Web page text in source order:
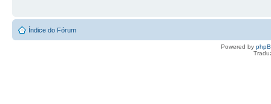
Índice do Fórum
Powered by